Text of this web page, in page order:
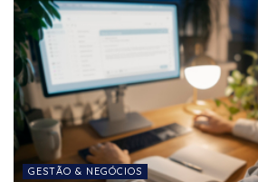
GESTÃO & NEGÓCIOS